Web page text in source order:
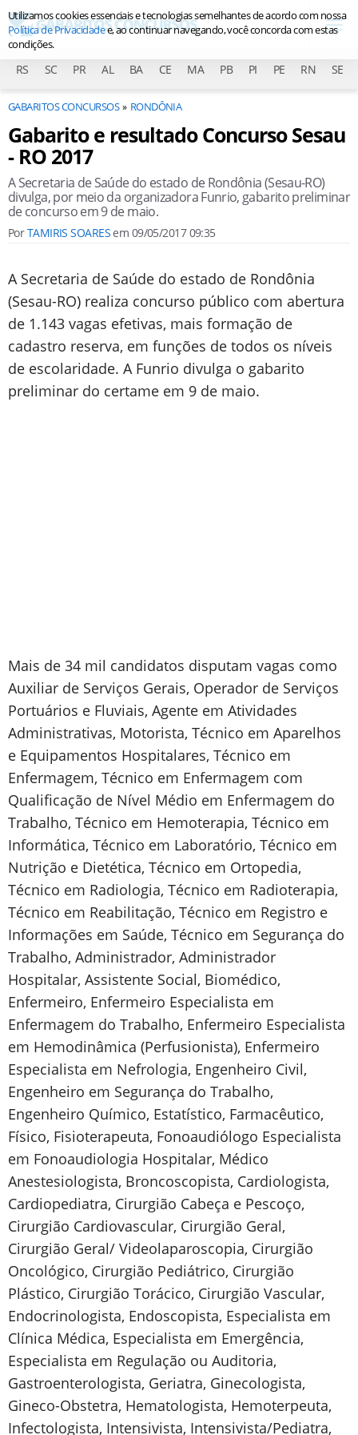
RS SC PR AL BA CE MA PB PI PE RN SE
GABARITOS CONCURSOS RONDÔNIA
Gabarito e resultado Concurso Sesau
- RO 2017
A Secretaria de Saúde do estado de Rondônia (Sesau-RO)
divulga, por meio da organizadora Funrio, gabarito preliminar
de concurso em 9 de maio.
PorTAMIRIS SOARESem 09/05/2017 09:35
A Secretaria de Saúde do estado de Rondônia
(Sesau-RO) realiza concurso público com abertura
de 1.143 vagas efetivas, mais formação de
cadastro reserva, em funções de todos os níveis
de escolaridade. A Funrio divulga o gabarito
preliminar do certame em 9 de maio.
Mais de 34 mil candidatos disputam vagas como
Auxiliar de Serviços Gerais, Operador de Serviços
Portuários e Fluviais, Agente em Atividades
Administrativas, Motorista, Técnico em Aparelhos
e Equipamentos Hospitalares, Técnico em
Enfermagem, Técnico em Enfermagem com
Qualificação de Nível Médio em Enfermagem do
Trabalho, Técnico em Hemoterapia, Técnico em
Informática, Técnico em Laboratório, Técnico em
Nutrição e Dietética, Técnico em Ortopedia,
Técnico em Radiologia, Técnico em Radioterapia,
Técnico em Reabilitação, Técnico em Registro e
Informações em Saúde, Técnico em Segurança do
Trabalho, Administrador, Administrador
Hospitalar, Assistente Social, Biomédico,
Enfermeiro, Enfermeiro Especialista em
Enfermagem do Trabalho, Enfermeiro Especialista
em Hemodinâmica (Perfusionista), Enfermeiro
Especialista em Nefrologia, Engenheiro Civil,
Engenheiro em Segurança do Trabalho,
Engenheiro Químico, Estatístico, Farmacêutico,
Físico, Fisioterapeuta, Fonoaudiólogo Especialista
em Fonoaudiologia Hospitalar, Médico
Anestesiologista, Broncoscopista, Cardiologista,
Cardiopediatra, Cirurgião Cabeça e Pescoço,
Cirurgião Cardiovascular, Cirurgião Geral,
Cirurgião Geral/ Videolaparoscopia, Cirurgião
Oncológico, Cirurgião Pediátrico, Cirurgião
Plástico, Cirurgião Torácico, Cirurgião Vascular,
Endocrinologista, Endoscopista, Especialista em
Clínica Médica, Especialista em Emergência,
Especialista em Regulação ou Auditoria,
Gastroenterologista, Geriatra, Ginecologista,
Gineco-Obstetra, Hematologista, Hemoterpeuta,
Infectologista, Intensivista, Intensivista/Pediatra,
Utilizamos cookies essenciais e tecnologias semelhantes de acordo com nossa
Política de Privacidadee, ao continuar navegando, você concorda com estas
condições.